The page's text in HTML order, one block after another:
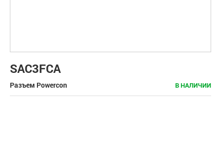
SAC3FCA
Разъем Powercon В НАЛИЧИИ